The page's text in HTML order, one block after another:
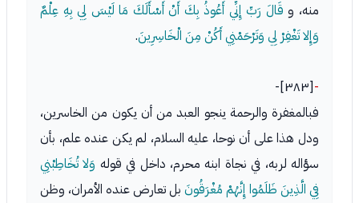
منه، و قَالَ رَبِّ إِنِّي أَعُوذُ بِكَ أَنْ أَسْأَلَكَ مَا لَيْسَ لِي بِهِ عِلْمٌ
وَإِلا تَغْفِرْ لِي وَتَرْحَمْنِي أَكُنْ مِنَ الْخَاسِرِينَ.
-[٣٨٣]-
فبالمغفرة والرحمة ينجو العبد من أن يكون من الخاسرين،
ودل هذا على أن نوحا، عليه السلام، لم يكن عنده علم، بأن
سؤاله لربه، في نجاة ابنه محرم، داخل في قوله وَلا تُخَاطِبْنِي
فِي الَّذِينَ ظَلَمُوا إِنَّهُمْ مُغْرَقُونَ بل تعارض عنده الأمران، وظن